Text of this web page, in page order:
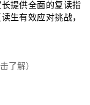
提供全面的复读指
生有效应对挑战，
了解）